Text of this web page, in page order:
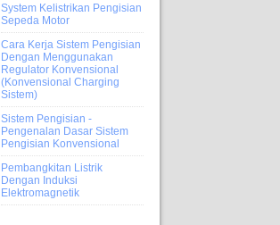
System Kelistrikan Pengisian
Sepeda Motor
Cara Kerja Sistem Pengisian
Dengan Menggunakan
Regulator Konvensional
(Konvensional Charging
Sistem)
Sistem Pengisian -
Pengenalan Dasar Sistem
Pengisian Konvensional
Pembangkitan Listrik
Dengan Induksi
Elektromagnetik